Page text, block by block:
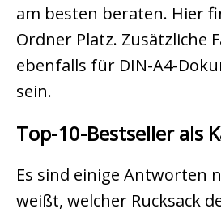
am besten beraten. Hier
Ordner Platz. Zusätzliche
ebenfalls für DIN-A4-
sein.
Top-10-Bestseller als
Es sind einige Antworten
weißt, welcher Rucksack